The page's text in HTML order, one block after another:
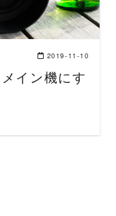
2019-11-10
イン機にす